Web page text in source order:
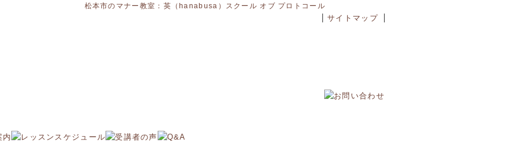
松本市のマナー教室：英（hanabusa）スクール オブ プロトコール
サイトマップ